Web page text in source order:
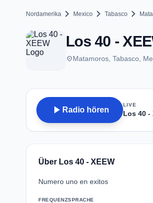
Nordamerika chevron_right Mexico chevron_right Tabasco chevron_right
Los 40 -
placeMatamoros, Tabasco,
play_arrow Radio hören
LIVE
Los 40 -
Über Los 40 - XEEW
Numero uno en exitos
FREQUENZSPRACHE